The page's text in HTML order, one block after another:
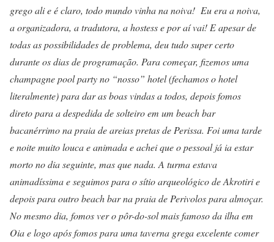
grego ali e é claro, todo mundo vinha na noiva! Eu era a noiva,
a organizadora, a tradutora, a hostess e por aí vai! E apesar de
todas as possibilidades de problema, deu tudo super certo
durante os dias de programação. Para começar, fizemos uma
champagne pool party no “nosso” hotel (fechamos o hotel
literalmente) para dar as boas vindas a todos, depois fomos
direto para a despedida de solteiro em um beach bar
bacanérrimo na praia de areias pretas de Perissa. Foi uma tarde
e noite muito louca e animada e achei que o pessoal já ia estar
morto no dia seguinte, mas que nada. A turma estava
animadíssima e seguimos para o sítio arqueológico de Akrotiri e
depois para outro beach bar na praia de Perivolos para almoçar.
No mesmo dia, fomos ver o pôr-do-sol mais famoso da ilha em
Oia e logo após fomos para uma taverna grega excelente comer